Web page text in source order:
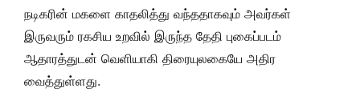
நடிகரின் மகளை காதலித்து வந்ததாகவும் அவர்கள்
இருவரும் ரகசிய உறவில் இருந்த தேதி புகைப்படம்
ஆதாரத்துடன் வெளியாகி திரையுலகையே அதிர
வைத்துள்ளது.